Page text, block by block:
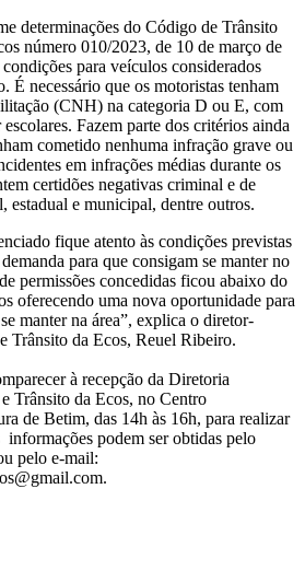
determinações do Código de Trânsito
número 010/2023, de 10 de março de
para veículos considerados
É necessário que os motoristas tenham
(CNH) na categoria D ou E, com
Fazem parte dos critérios ainda
cometido nenhuma infração grave ou
em infrações médias durante os
certidões negativas criminal e de
estadual e municipal, dentre outros.
fique atento às condições previstas
para que consigam se manter no
permissões concedidas ficou abaixo do
oferecendo uma nova oportunidade para
manter na área”, explica o diretor-
Trânsito da Ecos, Reuel Ribeiro.
à recepção da Diretoria
Trânsito da Ecos, no Centro
de Betim, das 14h às 16h, para realizar
podem ser obtidas pelo
pelo e-mail: